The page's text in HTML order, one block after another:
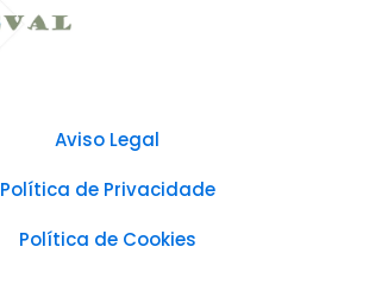
Aviso Legal
Política de Privacidade
Política de Cookies